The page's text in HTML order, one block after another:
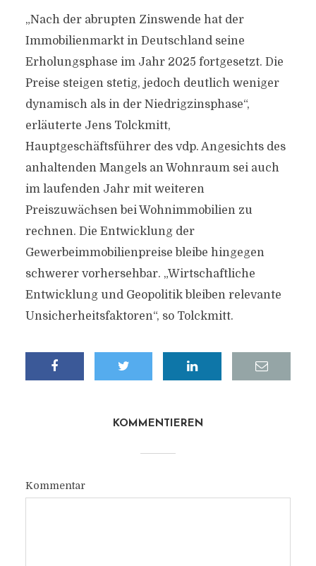
„Nach der abrupten Zinswende hat der
Immobilienmarkt in Deutschland seine
Erholungsphase im Jahr 2025 fortgesetzt. Die
Preise steigen stetig, jedoch deutlich weniger
dynamisch als in der Niedrigzinsphase“,
erläuterte Jens Tolckmitt,
Hauptgeschäftsführer des vdp. Angesichts des
anhaltenden Mangels an Wohnraum sei auch
im laufenden Jahr mit weiteren
Preiszuwächsen bei Wohnimmobilien zu
rechnen. Die Entwicklung der
Gewerbeimmobilienpreise bleibe hingegen
schwerer vorhersehbar. „Wirtschaftliche
Entwicklung und Geopolitik bleiben relevante
Unsicherheitsfaktoren“, so Tolckmitt.
KOMMENTIEREN
Kommentar